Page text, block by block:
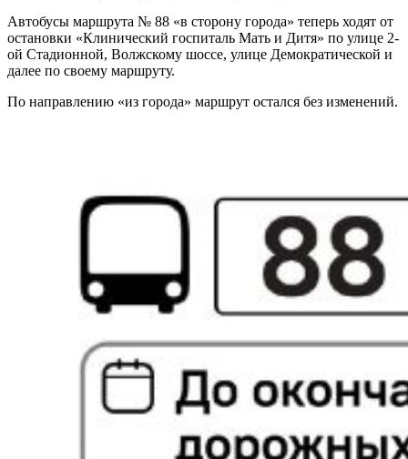
Автобусы маршрута № 88 «в сторону города» теперь ходят от
остановки «Клинический госпиталь Мать и Дитя» по улице 2-
ой Стадионной, Волжскому шоссе, улице Демократической и
далее по своему маршруту.
По направлению «из города» маршрут остался без изменений.